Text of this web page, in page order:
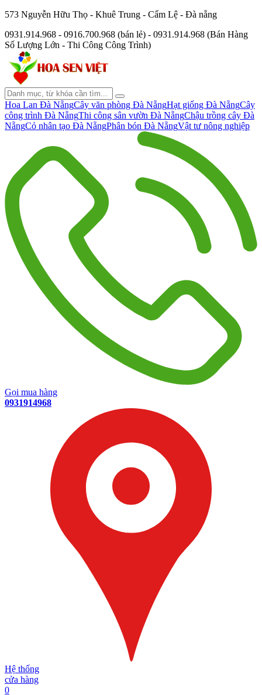
573 Nguyễn Hữu Thọ - Khuê Trung - Cẩm Lệ - Đà nẵng
0931.914.968 - 0916.700.968 (bán lẻ) - 0931.914.968 (Bán Hàng
Số Lượng Lớn - Thi Công Công Trình)
Hoa Lan Đà NẵngCây văn phòng Đà NẵngHạt giống Đà NẵngCây
công trình Đà NẵngThi công sân vườn Đà NẵngChậu trồng cây Đà
NẵngCỏ nhân tạo Đà NẵngPhân bón Đà NẵngVật tư nông nghiệp
Gọi mua hàng
0931914968
Hệ thống
cửa hàng
0